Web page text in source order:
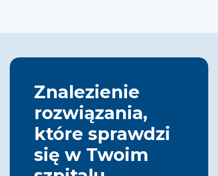
Znalezienie
rozwiązania,
które sprawdzi
się w Twoim